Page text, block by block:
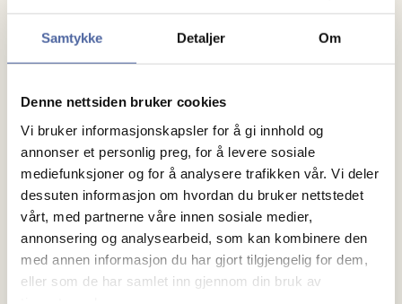
Samtykke Detaljer Om
Denne nettsiden bruker cookies
Vi bruker informasjonskapsler for å gi innhold og
annonser et personlig preg, for å levere sosiale
mediefunksjoner og for å analysere trafikken vår. Vi deler
dessuten informasjon om hvordan du bruker nettstedet
vårt, med partnerne våre innen sosiale medier,
annonsering og analysearbeid, som kan kombinere den
med annen informasjon du har gjort tilgjengelig for dem,
eller som de har samlet inn gjennom din bruk av
Påmelding gjøres via Gnist.
Sted